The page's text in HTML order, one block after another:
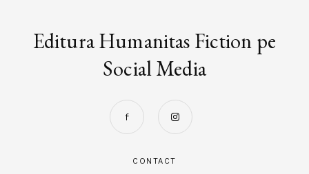
Editura Humanitas Fiction pe
Social Media
CONTACT